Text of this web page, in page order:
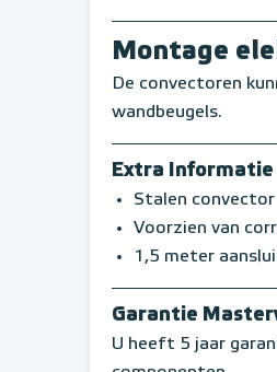
Montage
De convectoren
wandbeugels.
Extra Informatie
Stalen
Voorzien van
1,5 meter
Garantie
U heeft 5 jaar